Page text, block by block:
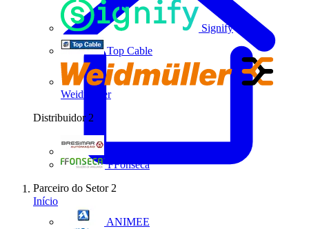
Signify
Top Cable
Weidmüller
Distribuidor 2
FFonseca
Parceiro do Setor 2
ANIMEE
Início